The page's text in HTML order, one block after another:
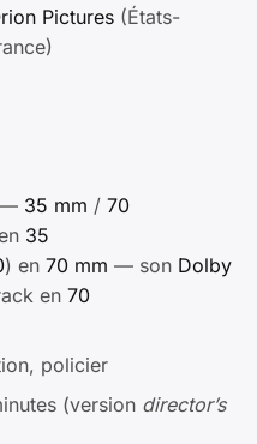
Pictures (États-
35 mm / 70
35
) en 70 mm — son Dolby
en 70
policier
(version director’s